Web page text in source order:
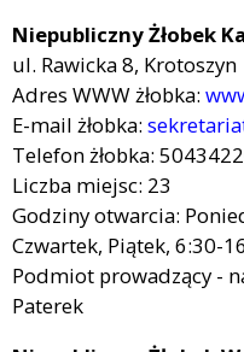
Niepubliczny Żłobek
ul. Rawicka 8, Krotoszyn
Adres WWW żłobka:
E-mail żłobka:
Telefon żłobka:
Liczba miejsc: 23
Godziny otwarcia:
Czwartek, Piątek, 6:30-
Podmiot prowadzący -
Paterek